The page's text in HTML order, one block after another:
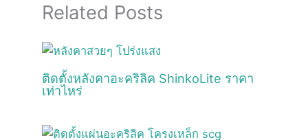
Related Posts
ติดตั้งหลังคาอะคริลิค ShinkoLite ราคา
เท่าไหร่